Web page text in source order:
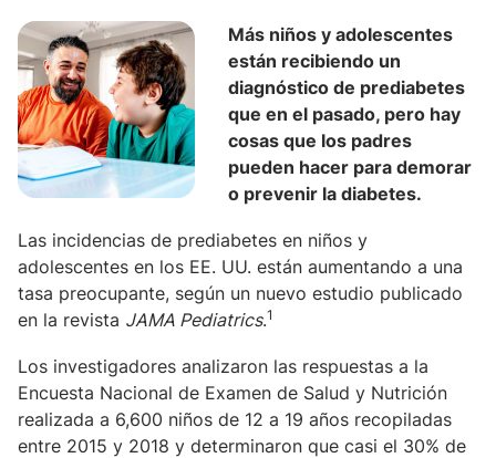
Más niños y adolescentes
están recibiendo un
diagnóstico de prediabetes
que en el pasado, pero hay
cosas que los padres
pueden hacer para demorar
o prevenir la diabetes.
Las incidencias de prediabetes en niños y
adolescentes en los EE. UU. están aumentando a una
tasa preocupante, según un nuevo estudio publicado
en la revista JAMA Pediatrics.1
Los investigadores analizaron las respuestas a la
Encuesta Nacional de Examen de Salud y Nutrición
realizada a 6,600 niños de 12 a 19 años recopiladas
entre 2015 y 2018 y determinaron que casi el 30% de